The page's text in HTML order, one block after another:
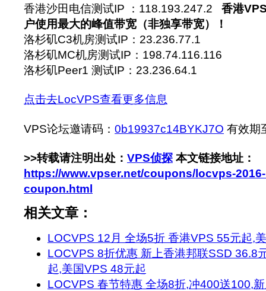
香港沙田电信测试IP ：118.193.247.2 香港
户使用最大的峰值带宽（非独享带宽）！
洛杉矶C3机房测试IP：23.236.77.1
洛杉矶MC机房测试IP：198.74.116.116‍
洛杉矶Peer1 测试IP：23.236.64.1
点击去LocVPS查看更多信息
VPS论坛邀请码： 0b19937c14BYKJ7O 有效期
>>转载请注明出处： VPS侦探 本文链接地址：
https://www.vpser.net/coupons/locvps-
coupon.html
相关文章：
LOCVPS 12月 全场5折 香港VPS 55元起,
LOCVPS 8折优惠 新上香港邦联SSD 36.8
起,美国VPS 48元起
LOCVPS 春节特惠 全场8折,冲400送100,